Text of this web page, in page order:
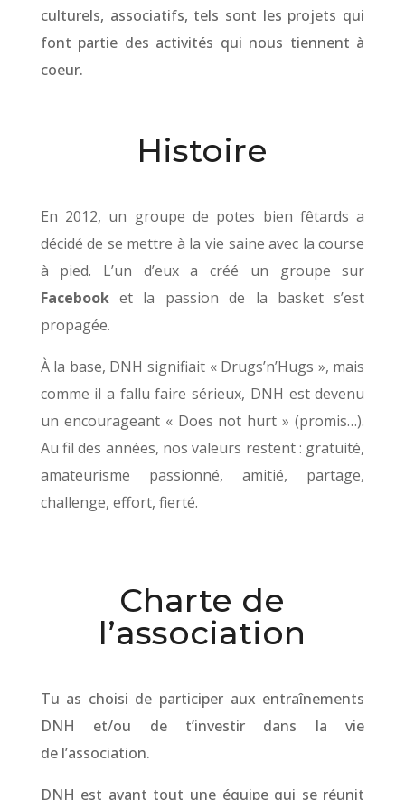
culturels, associatifs, tels sont les projets qui
font partie des activités qui nous tiennent à
coeur.
Histoire
En 2012, un groupe de potes bien fêtards a
décidé de se mettre à la vie saine avec la course
à pied. L’un d’eux a créé un groupe sur
Facebooket la passion de la basket s’est
propagée.
À la base, DNH signifiait « Drugs’n’Hugs », mais
comme il a fallu faire sérieux, DNH est devenu
un encourageant « Does not hurt » (promis…).
Au fil des années, nos valeurs restent : gratuité,
amateurisme passionné, amitié, partage,
challenge, effort, fierté.
Charte de
l’association
Tu as choisi de participer aux entraînements
DNH et/ou de t’investir dans la vie
de l’association.
DNH est avant tout une équipe qui se réunit